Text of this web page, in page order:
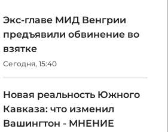
Экс-главе МИД Венгрии
предъявили обвинение во
взятке
Сегодня, 15:40
Новая реальность Южного
Кавказа: что изменил
Вашингтон - МНЕНИЕ